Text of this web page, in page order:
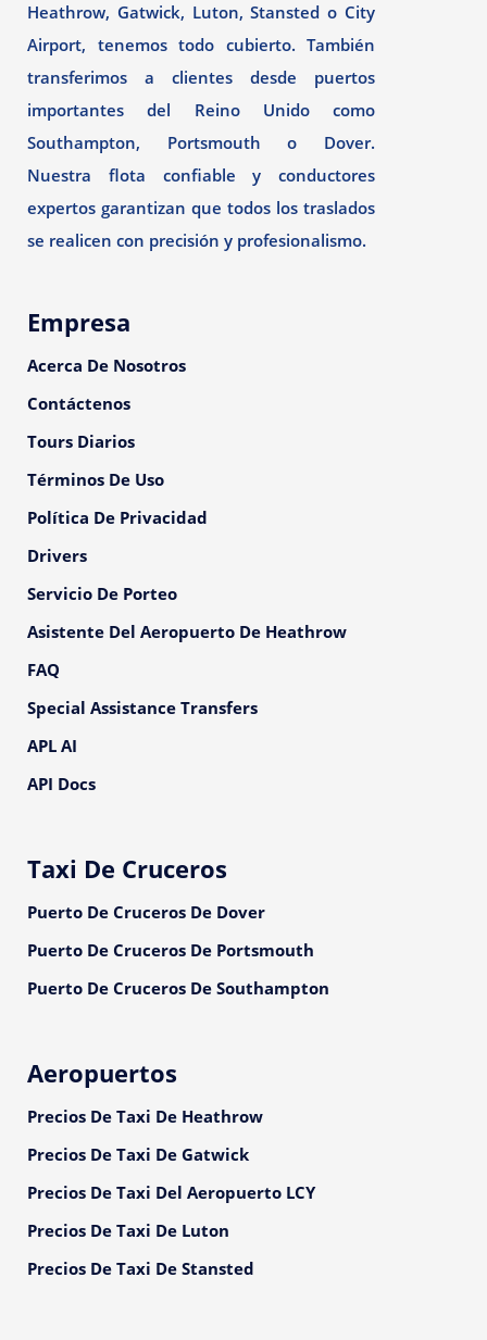
Heathrow, Gatwick, Luton, Stansted o City
Airport, tenemos todo cubierto. También
transferimos a clientes desde puertos
importantes del Reino Unido como
Southampton, Portsmouth o Dover.
Nuestra flota confiable y conductores
expertos garantizan que todos los traslados
se realicen con precisión y profesionalismo.
Empresa
Acerca De Nosotros
Contáctenos
Tours Diarios
Términos De Uso
Política De Privacidad
Drivers
Servicio De Porteo
Asistente Del Aeropuerto De Heathrow
FAQ
Special Assistance Transfers
APL AI
API Docs
Taxi De Cruceros
Puerto De Cruceros De Dover
Puerto De Cruceros De Portsmouth
Puerto De Cruceros De Southampton
Aeropuertos
Precios De Taxi De Heathrow
Precios De Taxi De Gatwick
Precios De Taxi Del Aeropuerto LCY
Precios De Taxi De Luton
Precios De Taxi De Stansted